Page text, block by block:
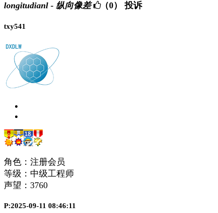
longitudianl - 纵向像差 （0） 投诉
txy541
角色：注册会员
等级：中级工程师
声望： 3760
P:2025-09-11 08:46:11